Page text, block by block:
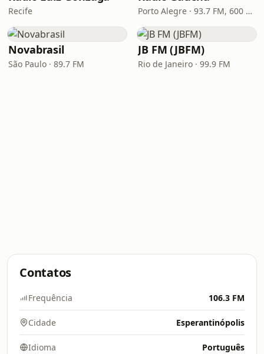
Recife Porto Alegre · 93.7 FM, 600 AM
Novabrasil
São Paulo · 89.7 FM
JB FM (JBFM)
Rio de Janeiro · 99.9 FM
Contatos
Frequência 106.3 FM
Cidade Esperantinópolis
Idioma Português